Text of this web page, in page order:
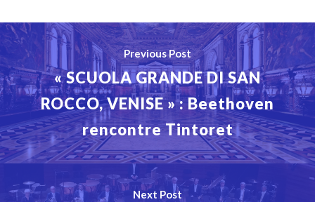
Previous Post
« SCUOLA GRANDE DI SAN
ROCCO, VENISE » : Beethoven
rencontre Tintoret
Next Post